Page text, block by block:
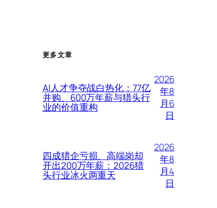
更多文章
AI人才争夺战白热化：77亿
并购、600万年薪与猎头行
业的价值重构
2026
年8
月6
日
四成猎企亏损、高端岗却
开出200万年薪：2026猎
头行业冰火两重天
2026
年8
月4
日